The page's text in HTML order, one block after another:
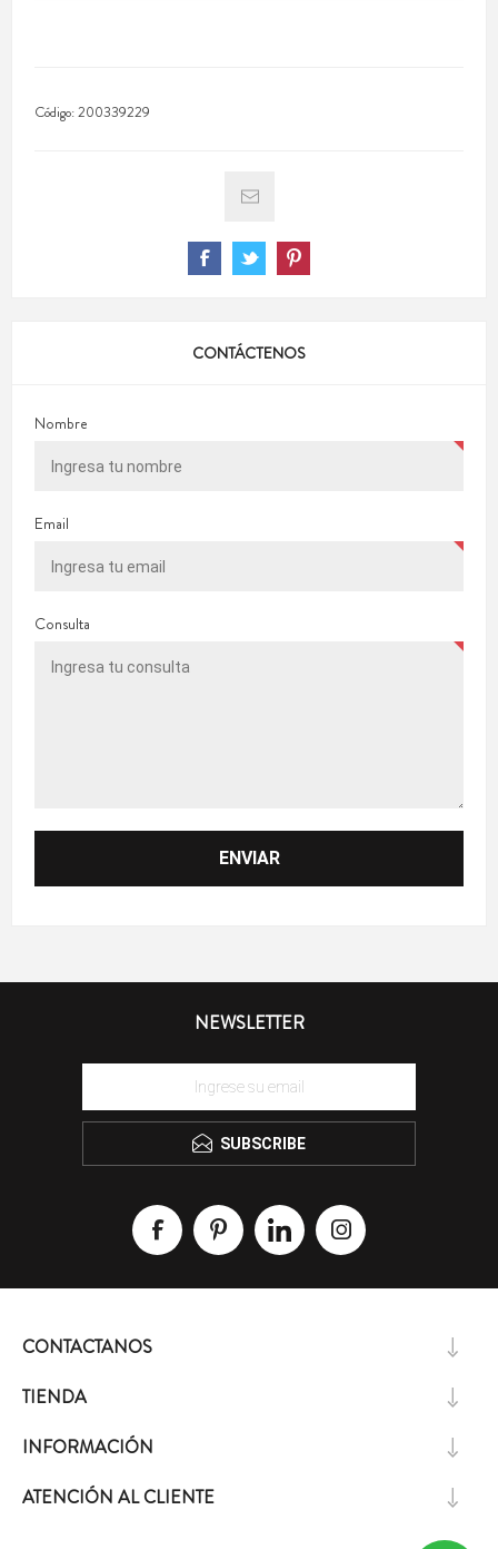
Código:200339229
CONTÁCTENOS
Nombre
Email
Consulta
NEWSLETTER
SUBSCRIBE
CONTACTANOS
TIENDA
INFORMACIÓN
ATENCIÓN AL CLIENTE